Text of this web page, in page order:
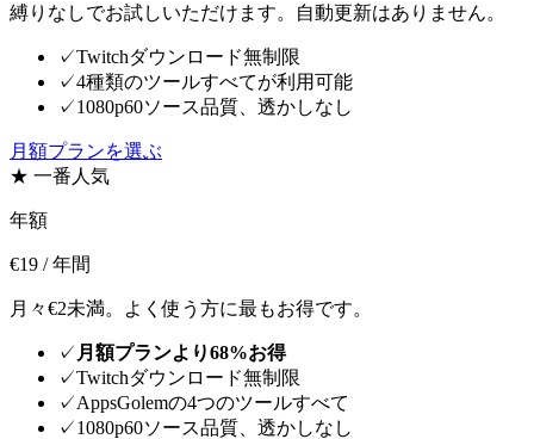
縛りなしでお試しいただけます。自動更新はありません。
✓Twitchダウンロード無制限
✓4種類のツールすべてが利用可能
✓1080p60ソース品質、透かしなし
月額プランを選ぶ
★ 一番人気
年額
€19 / 年間
月々€2未満。よく使う方に最もお得です。
✓ 月額プランより68%お得
✓Twitchダウンロード無制限
✓AppsGolemの4つのツールすべて
✓1080p60ソース品質、透かしなし